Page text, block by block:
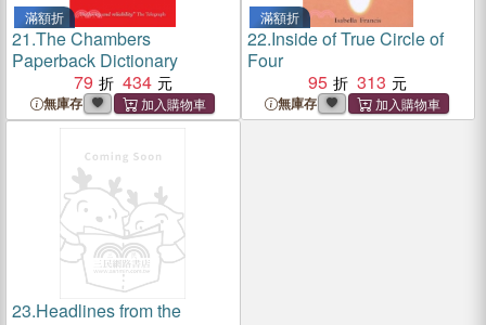
滿額折
21.The Chambers
Paperback Dictionary
79
434
無庫存
滿額折
22.Inside of True Circle of
Four
95
313
無庫存
23.Headlines from the